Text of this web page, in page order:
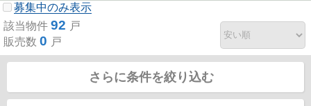
募集中のみ表示
該当物件 92 戸
販売数 0 戸
さらに条件を絞り込む